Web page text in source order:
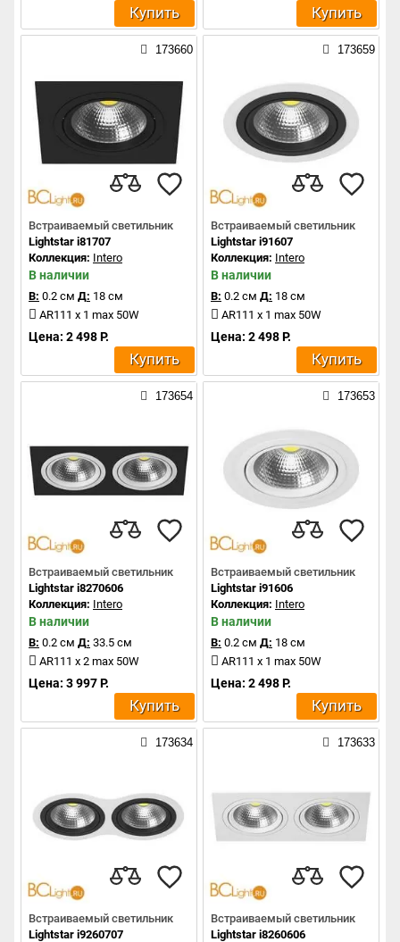
Купить Купить
173660
Встраиваемый светильник
Lightstar i81707
Коллекция: Intero
В наличии
В: 0.2 см Д: 18 см
AR111 x 1 max 50W
Цена: 2 498 Р.
Купить
173659
Встраиваемый светильник
Lightstar i91607
Коллекция: Intero
В наличии
В: 0.2 см Д: 18 см
AR111 x 1 max 50W
Цена: 2 498 Р.
Купить
173654
Встраиваемый светильник
Lightstar i8270606
Коллекция: Intero
В наличии
В: 0.2 см Д: 33.5 см
AR111 x 2 max 50W
Цена: 3 997 Р.
Купить
173653
Встраиваемый светильник
Lightstar i91606
Коллекция: Intero
В наличии
В: 0.2 см Д: 18 см
AR111 x 1 max 50W
Цена: 2 498 Р.
Купить
173634
Встраиваемый светильник
Lightstar i9260707
173633
Встраиваемый светильник
Lightstar i8260606